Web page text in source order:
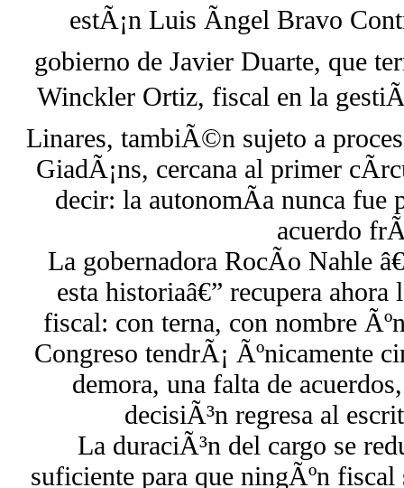
estÃ¡n Luis Ãngel Bravo
gobierno de Javier Duarte, que
Winckler Ortiz, fiscal en la
Linares, tambiÃ©n sujeto a
GiadÃ¡ns, cercana al primer
decir: la autonomÃ­a nunca fue
acuerdo
La gobernadora RocÃ­o Nahle
esta historiaâ€” recupera
fiscal: con terna, con nombre
Congreso tendrÃ¡ Ãºnicamente
demora, una falta de
decisiÃ³n regresa al
La duraciÃ³n del cargo se
suficiente para que ningÃºn